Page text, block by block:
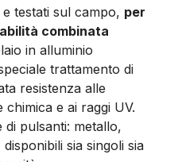
testati sul campo, per
combinata
in alluminio
trattamento di
resistenza alle
e ai raggi UV.
di pulsanti: metallo,
sia singoli sia